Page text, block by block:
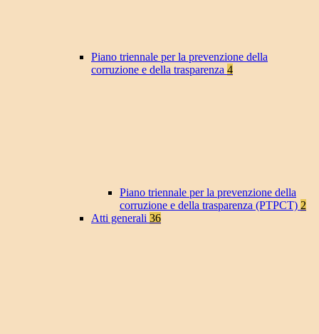
Piano triennale per la prevenzione della
corruzione e della trasparenza 4
Piano triennale per la prevenzione della
corruzione e della trasparenza (PTPCT) 2
Atti generali 36